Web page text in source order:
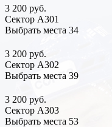
3 200 руб.
Сектор А301
Выбрать места 34
3 200 руб.
Сектор А302
Выбрать места 39
3 200 руб.
Сектор А303
Выбрать места 53